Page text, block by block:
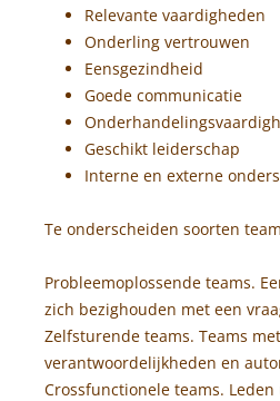
Relevante vaardigheden
Onderling vertrouwen
Eensgezindheid
Goede communicatie
Geschikt leiderschap
Interne en externe
Te onderscheiden soorten
Probleemoplossende teams.
zich bezighouden met een
Zelfsturende teams. Teams
verantwoordelijkheden en
Crossfunctionele teams.